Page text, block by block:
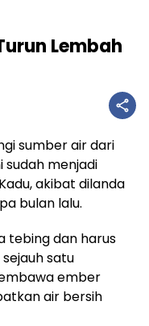
Lembah
sumber air dari
sudah menjadi
akibat dilanda
bulan lalu.
tebing dan harus
satu
ember
air bersih